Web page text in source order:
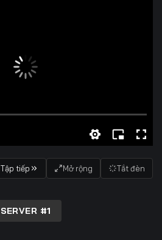
Tập tiếp Mở rộng Tắt đèn
SERVER #1